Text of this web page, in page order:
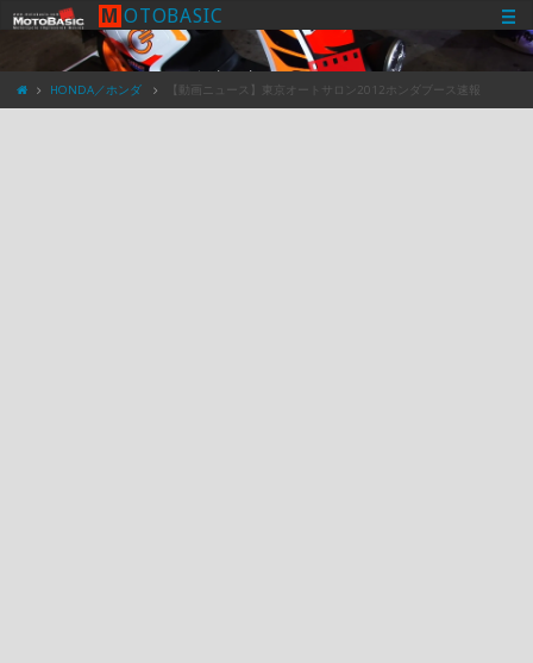
M OTOBASIC
HONDA／ホンダ 【動画ニュース】東京オートサロン2012ホンダブース速報